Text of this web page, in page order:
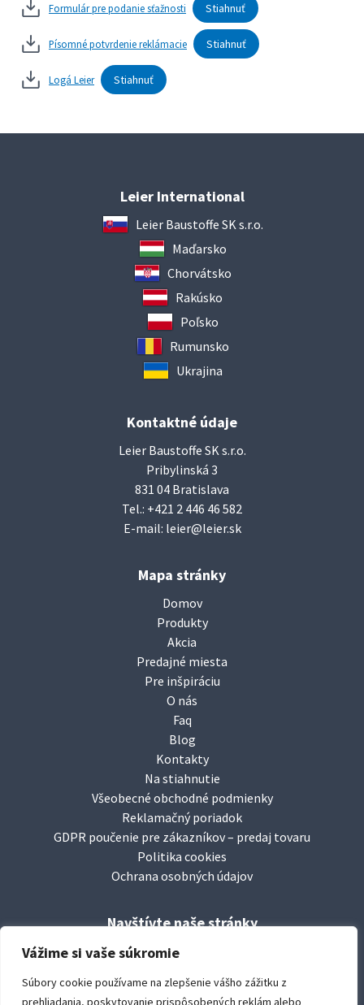
Vážime si vaše súkromie
Súbory cookie používame na zlepšenie vášho zážitku z
prehliadania, poskytovanie prispôsobených reklám alebo
Formulár pre podanie sťažnosti Stiahnuť
Písomné potvrdenie reklámacie Stiahnuť
Logá Leier Stiahnuť
Leier International
Leier Baustoffe SK s.r.o.
Maďarsko
Chorvátsko
Rakúsko
Poľsko
Rumunsko
Ukrajina
Kontaktné údaje
Leier Baustoffe SK s.r.o.
Pribylinská 3
831 04 Bratislava
Tel.: +421 2 446 46 582
E-mail: leier@leier.sk
Mapa stránky
Domov
Produkty
Akcia
Predajné miesta
Pre inšpiráciu
O nás
Faq
Blog
Kontakty
Na stiahnutie
Všeobecné obchodné podmienky
Reklamačný poriadok
GDPR poučenie pre zákazníkov – predaj tovaru
Politika cookies
Ochrana osobných údajov
Navštívte naše stránky
facebook/leierbaustoffesk
www.durisoltvarovky.sk